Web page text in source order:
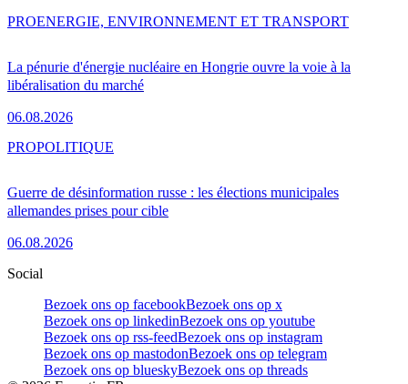
La pénurie d'énergie nucléaire en Hongrie ouvre la voie à la
libéralisation du marché
06.08.2026
PROENERGIE, ENVIRONNEMENT ET TRANSPORT
Guerre de désinformation russe : les élections municipales
allemandes prises pour cible
06.08.2026
PROPOLITIQUE
Social
Bezoek ons op facebookBezoek ons op x
Bezoek ons op linkedinBezoek ons op youtube
Bezoek ons op rss-feedBezoek ons op instagram
Bezoek ons op mastodonBezoek ons op telegram
Bezoek ons op blueskyBezoek ons op threads